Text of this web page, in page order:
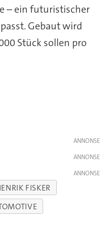
– ein futuristischer
Gebaut wird
Stück sollen pro
FISKER